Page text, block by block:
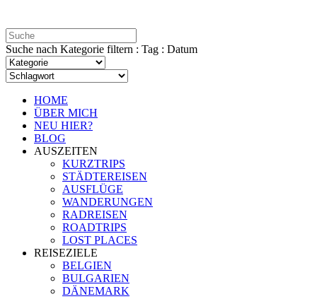
Suche nach Kategorie filtern : Tag : Datum
HOME
ÜBER MICH
NEU HIER?
BLOG
AUSZEITEN
KURZTRIPS
STÄDTEREISEN
AUSFLÜGE
WANDERUNGEN
RADREISEN
ROADTRIPS
LOST PLACES
REISEZIELE
BELGIEN
BULGARIEN
DÄNEMARK